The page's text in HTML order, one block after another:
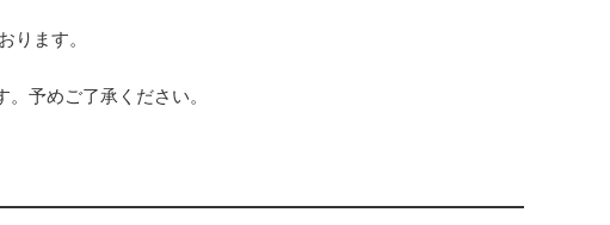
ります。
予めご了承ください。